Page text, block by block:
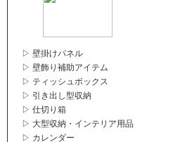
▷ 壁掛けパネル
▷ 壁飾り補助アイテム
▷ ティッシュボックス
▷ 引き出し型収納
▷ 仕切り箱
▷ 大型収納・インテリア用品
▷ カレンダー